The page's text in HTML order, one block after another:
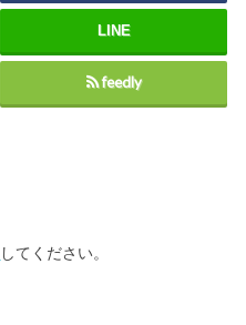
LINE
feedly
してください。